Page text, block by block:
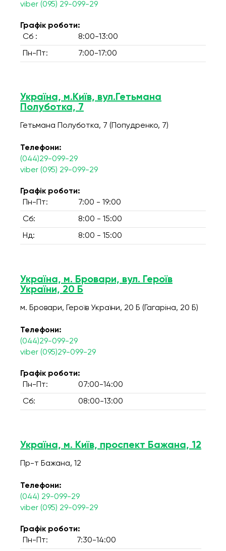
viber (095) 29-099-29
Графік роботи:
Сб :
8:00-13:00
Пн-Пт: 7:00-17:00
Україна, м.Київ, вул.Гетьмана
Полуботка, 7
Гетьмана Полуботка, 7 (Попудренко, 7)
Телефони:
(044)29-099-29
viber (095) 29-099-29
Графік роботи:
Пн-Пт:
7:00 - 19:00
Сб: 8:00 - 15:00
Нд: 8:00 - 15:00
Україна, м. Бровари, вул. Героїв
України, 20 Б
м. Бровари, Героїв України, 20 Б (Гагаріна, 20 Б)
Телефони:
(044)29-099-29
viber (095)29-099-29
Графік роботи:
Пн-Пт:
07:00-14:00
Сб: 08:00-13:00
Україна, м. Київ, проспект Бажана, 12
Пр-т Бажана, 12
Телефони:
(044) 29-099-29
viber (095) 29-099-29
Графік роботи:
Пн-Пт:
7:30-14:00